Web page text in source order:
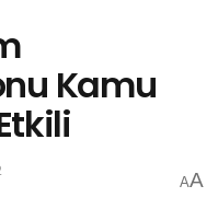
Kamu
AA